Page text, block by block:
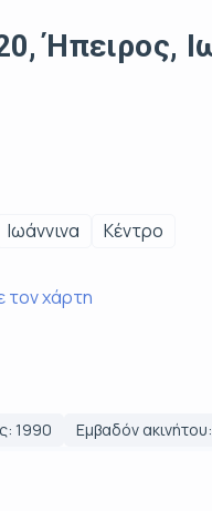
Ήπειρος,
Ιωάννινα Κέντρο
τον χάρτη
1990 Εμβαδόν